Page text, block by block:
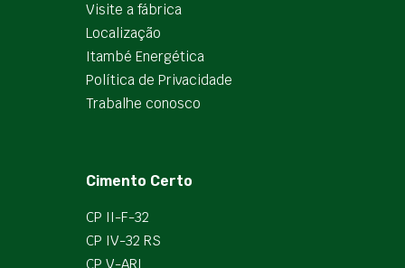
Visite a fábrica
Localização
Itambé Energética
Política de Privacidade
Trabalhe conosco
Cimento Certo
CP II-F-32
CP IV-32 RS
CP V-ARI